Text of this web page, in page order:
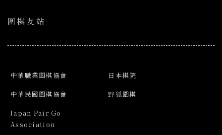
圍棋友站
中華職業圍棋協會
日本棋院
中華民國圍棋協會
野狐圍棋
Japan Pair Go
Association